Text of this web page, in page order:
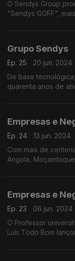
O Sendys Group
"Sendys GOFF",
Grupo Sendys
Ep. 25
20 jun. 2024
De base
quarenta anos de
Empresas e
Ep. 24
13 jun. 2024
Com mais de
Angola,
Empresas e
Ep. 23
06 jun. 2024
O Professor
Luís Todo Bom